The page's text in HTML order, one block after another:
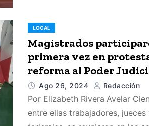
LOCAL
Magistrados
primera vez en
reforma al Poder
Ago 26, 2024 Redacción
Por Elizabeth Rivera Avelar
entre ellas trabajadores,